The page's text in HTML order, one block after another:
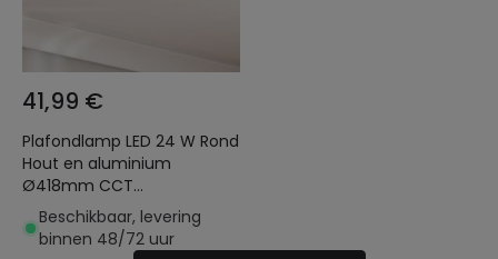
41,99 €
Plafondlamp LED 24 W Rond
Hout en aluminium
Ø418mm CCT
Selecteerbaar Semi-Dari
Beschikbaar, levering
binnen 48/72 uur